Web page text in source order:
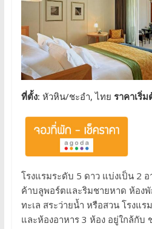
ที่ตั้ง: หัวหิน/ชะอำ, ไทย ราคาเริ่
โรงแรมระดับ 5 ดาว แบ่งเป็น 2
ค้าบลูพอร์ตและริมชายหาด ห้อง
ทะเล สระว่ายน้ำ หรือสวน โรงแ
และห้องอาหาร 3 ห้อง อยู่ใกล้กับ